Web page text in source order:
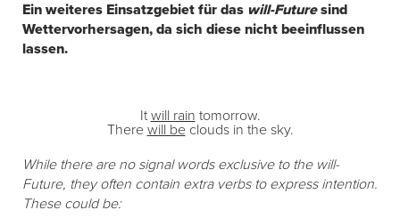
Ein weiteres Einsatzgebiet für das will-Futuresind
Wettervorhersagen, da sich diese nicht beeinflussen
lassen.
It will rain tomorrow.
There will beclouds in the sky.
While there are no signal words exclusive to the will-
Future, they often contain extra verbs to express intention.
These could be: